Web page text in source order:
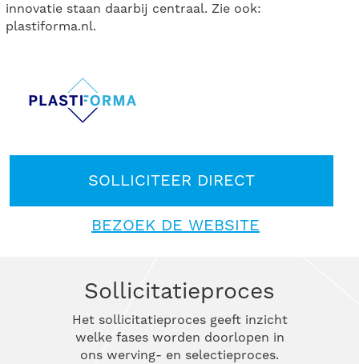
innovatie staan daarbij centraal. Zie ook:
plastiforma.nl.
SOLLICITEER DIRECT
BEZOEK DE WEBSITE
Sollicitatieproces
Het sollicitatieproces geeft inzicht
welke fases worden doorlopen in
ons werving- en selectieproces.